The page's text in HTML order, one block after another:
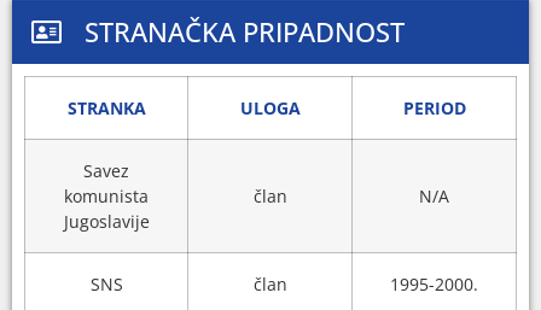
STRANAČKA PRIPADNOST
STRANKA ULOGA PERIOD
Savez
komunista
Jugoslavije
član N/A
SNS član 1995-2000.